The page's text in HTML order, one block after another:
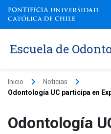
Escuela de
Inicio keyboard_arrow_right Noticias keyboard_arrow_right
Odontología UC participa en
Odontología